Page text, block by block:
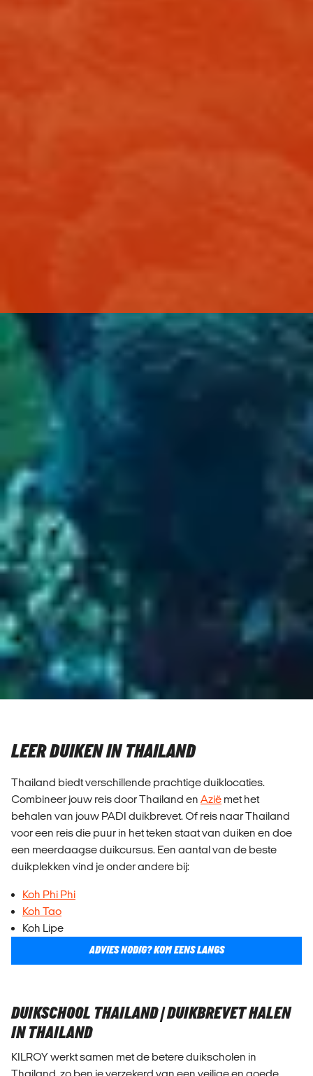
LEER DUIKEN IN THAILAND
Thailand biedt verschillende prachtige duiklocaties.
Combineer jouw reis door Thailand en Azië met het
behalen van jouw PADI duikbrevet. Of reis naar Thailand
voor een reis die puur in het teken staat van duiken en doe
een meerdaagse duikcursus. Een aantal van de beste
duikplekken vind je onder andere bij:
Koh Phi Phi
Koh Tao
Koh Lipe
ADVIES NODIG? KOM EENS LANGS
DUIKSCHOOL THAILAND | DUIKBREVET HALEN
IN THAILAND
KILROY werkt samen met de betere duikscholen in
Thailand, zo ben je verzekerd van een veilige en goede